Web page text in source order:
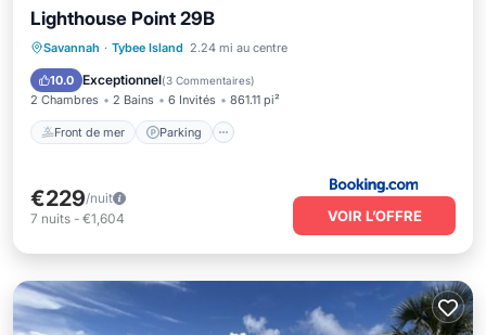
Lighthouse Point 29B
Savannah · Tybee Island 2.24 mi au centre
10.0 Exceptionnel(3 Commentaires)
2 Chambres 2 Bains 6 Invités 861.11 pi²
Front de mer Parking
Front de mer Parking
Vue sur l’océan
€229/nuit
7 nuits - €1,604 VOIR L’OFFRE